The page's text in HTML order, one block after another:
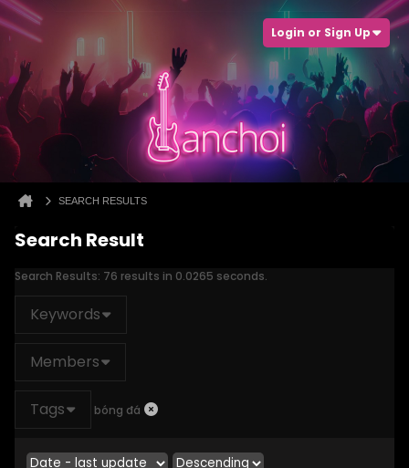
Login or Sign Up
SEARCH RESULTS
Search Result
Search Results: 76 results in 0.0265 seconds.
Keywords
Members
Tags bóng đá